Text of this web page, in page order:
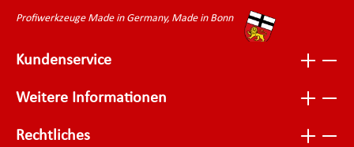
Profiwerkzeuge Made in Germany, Made in Bonn
Kundenservice
Weitere Informationen
Rechtliches